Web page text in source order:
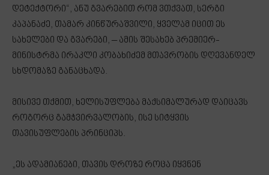
დეტექტორი“, ანუ გვარებით რომ ვთქვათ, სერგი
კაპანაძე, თამარ კინწურაშვილი, ყველამ იცით ეს
სახელები და გვარები, – ამის შესახებ პრემიერ-
მინისტრმა ირაკლი კობახიძემ მთავრობის დღევანდელ
სხდომაზე განაცხადა.
მისივე თქმით, ხელისუფლება მაქსიმალურად დაიცავს
როგორც გამჭვირვალობის, ისე სიტყვის
თავისუფლების პრინციპს.
„ეს ადამიანები, თავის დროზე როცა იყვნენ